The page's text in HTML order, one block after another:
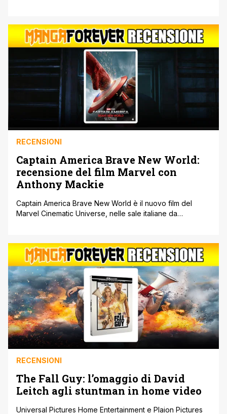
Cinematic Universe, dobbiamo però fare un distinguo. Mai
una pellicola è stata così responsabile di rimettere
insieme i pezzi del sempre [']
RECENSIONI
Captain America Brave New World:
recensione del film Marvel con
Anthony Mackie
Captain America Brave New World è il nuovo film del
Marvel Cinematic Universe, nelle sale italiane da
aspettarvi senza spoiler. Dopo aver incontrato il neoeletto
Presidente degli Stati Uniti Thaddeus Ross, Sam Wilson si
ritrova nel bel mezzo di [']
RECENSIONI
The Fall Guy: l’omaggio di David
Leitch agli stuntman in home video
Universal Pictures Home Entertainment e Plaion Pictures